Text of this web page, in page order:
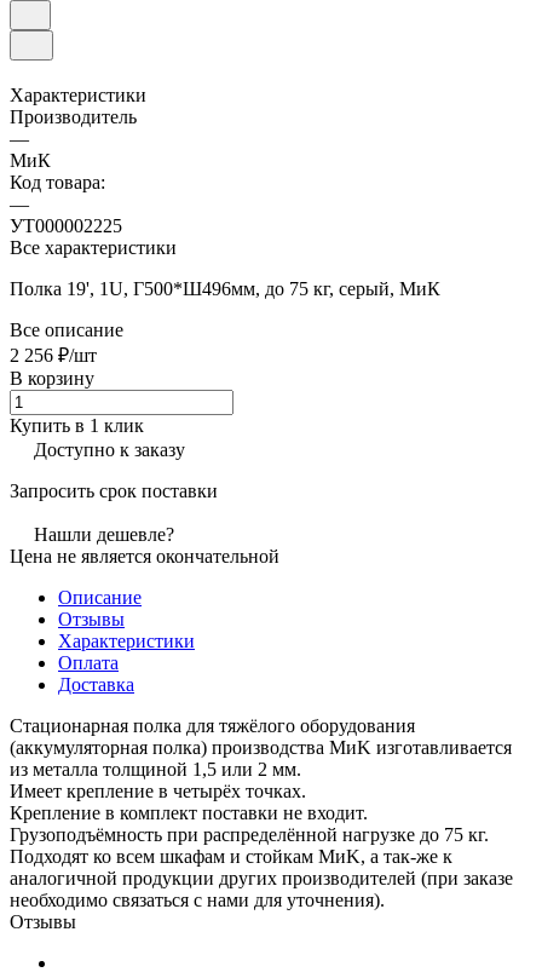
Характеристики
Производитель
—
МиК
Код товара:
—
УТ000002225
Все характеристики
Полка 19', 1U, Г500*Ш496мм, до 75 кг, серый, МиК
Все описание
2 256 ₽/шт
В корзину
Купить в 1 клик
Доступно к заказу
Запросить срок поставки
Нашли дешевле?
Цена не является окончательной
Описание
Отзывы
Характеристики
Оплата
Доставка
Стационарная полка для тяжёлого оборудования
(аккумуляторная полка) производства MиK изготавливается
из металла толщиной 1,5 или 2 мм.
Имеет крепление в четырёх точках.
Крепление в комплект поставки не входит.
Грузоподъёмность при распределённой нагрузке до 75 кг.
Подходят ко всем шкафам и стойкам MиK, а так-же к
аналогичной продукции других производителей (при заказе
необходимо связаться с нами для уточнения).
Отзывы